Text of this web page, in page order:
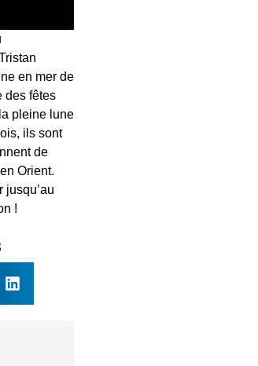
en mer de
des fêtes
pleine lune
ils sont
de
Orient.
jusqu’au
!